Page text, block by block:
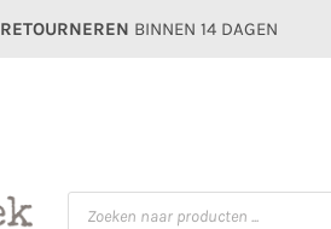
RETOURNEREN BINNEN 14 DAGEN
Producten
zoeken